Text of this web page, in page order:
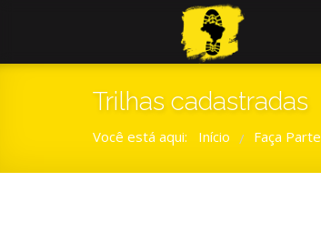
Trilhas cadastradas
Você está aqui: Início / Faça Parte